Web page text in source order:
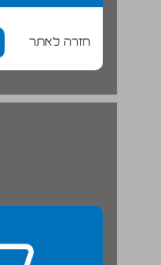
חזרה לאתר
1.2.4 הנחות התנהגותיות ... 25